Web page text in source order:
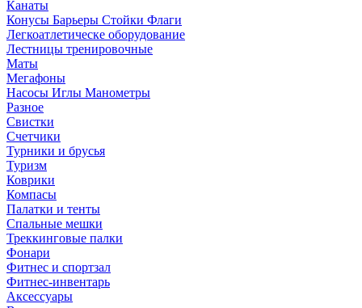
Канаты
Конусы Барьеры Стойки Флаги
Легкоатлетическе оборудование
Лестницы тренировочные
Маты
Мегафоны
Насосы Иглы Манометры
Разное
Свистки
Счетчики
Турники и брусья
Туризм
Коврики
Компасы
Палатки и тенты
Спальные мешки
Треккинговые палки
Фонари
Фитнес и спортзал
Фитнес-инвентарь
Аксессуары